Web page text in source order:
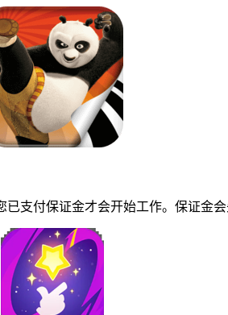
付保证金才会开始工作。保证金会